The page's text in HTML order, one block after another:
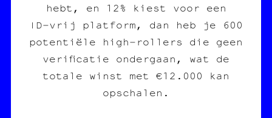
hebt, en 12% kiest voor een
ID‑vrij platform, dan heb je 600
potentiële high‑rollers die geen
verificatie ondergaan, wat de
totale winst met €12.000 kan
opschalen.